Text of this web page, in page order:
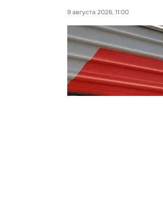
9 августа 2026, 11:00